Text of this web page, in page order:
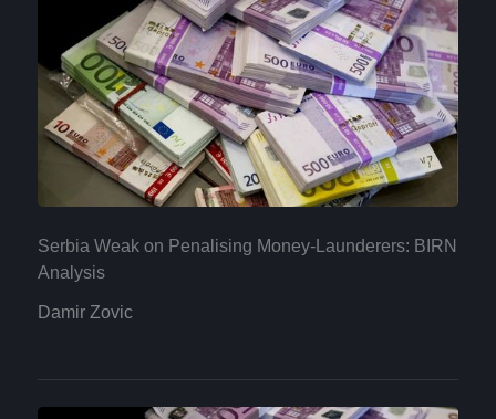
Serbia Weak on Penalising Money-Launderers: BIRN
Analysis
Damir Zovic